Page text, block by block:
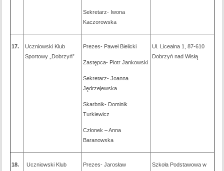
Sekretarz- Iwona
Kaczorowska
17.
Uczniowski Klub
Sportowy „Dobrzyń”
Prezes- Paweł Bielicki
Zastępca- Piotr Jankowski
Sekretarz- Joanna
Jędrzejewska
Skarbnik- Dominik
Turkiewicz
Członek – Anna
Baranowska
Ul. Licealna 1, 87-610
Dobrzyń nad Wisłą
18.
Uczniowski Klub
Prezes- Jarosław
Szkoła Podstawowa w